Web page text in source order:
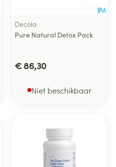
Decola
Pure Natural Detox Pack
€ 86,30
Niet beschikbaar